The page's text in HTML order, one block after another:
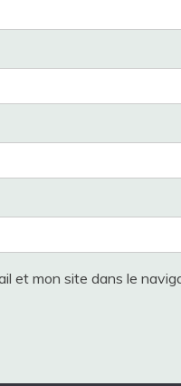
et mon site dans le